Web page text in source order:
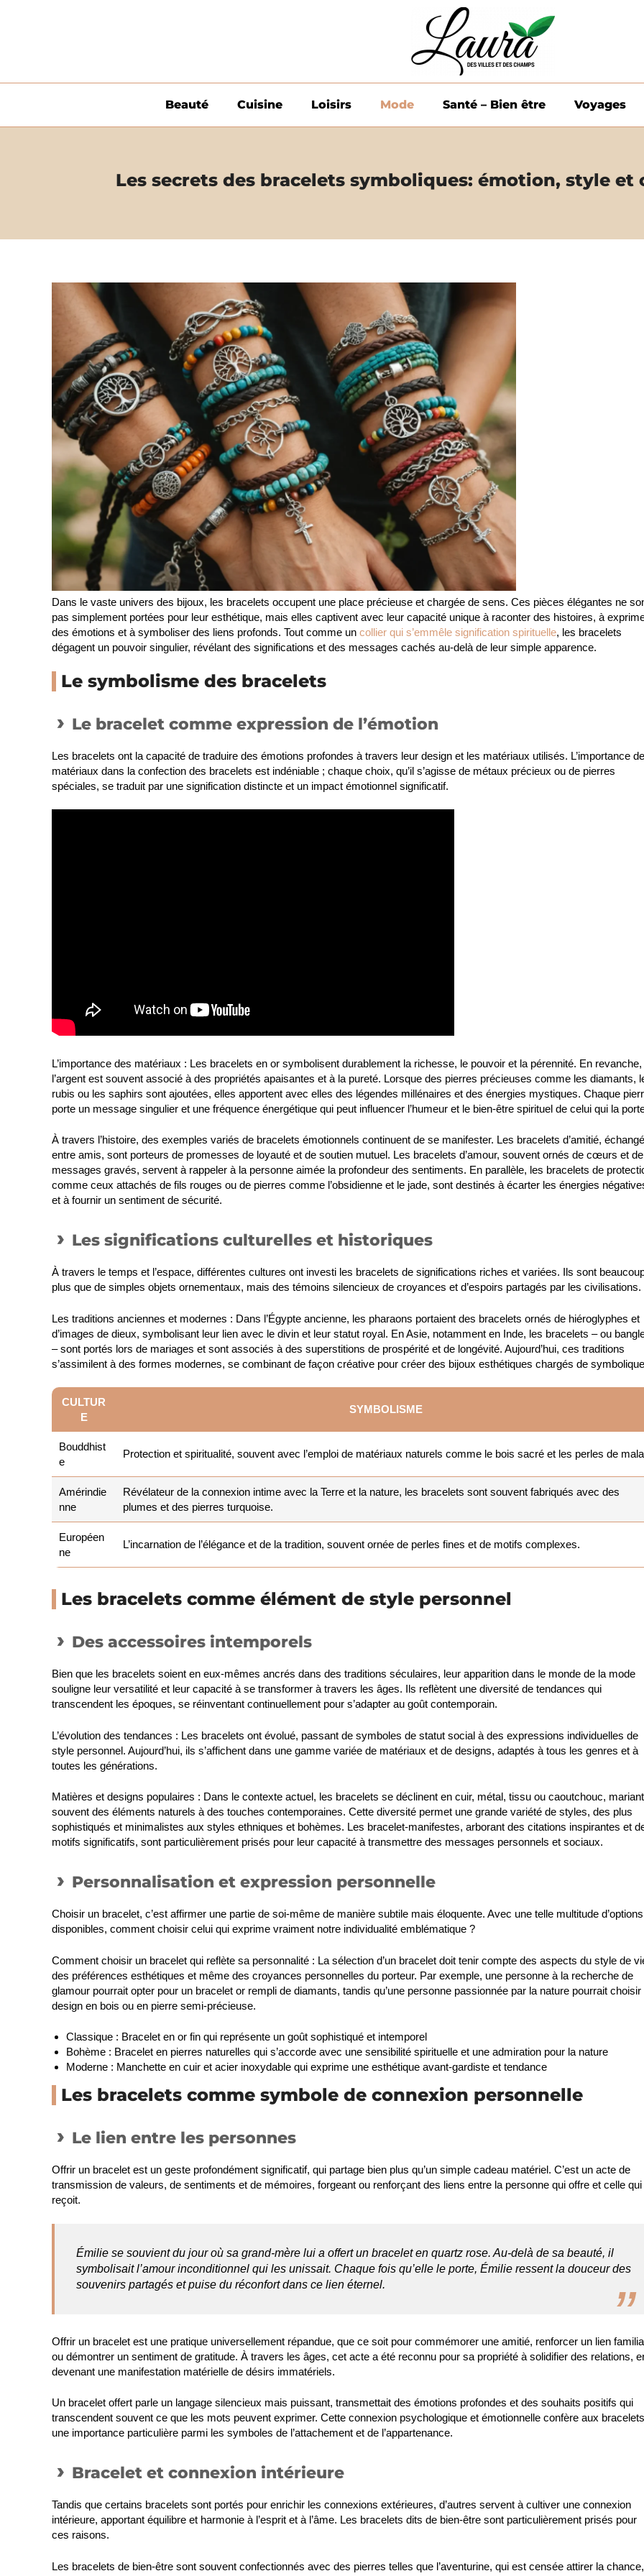
Beauté Cuisine Loisirs Mode Santé – Bien être Voyages
Les secrets des bracelets symboliques: émotion, style
Dans le vaste univers des bijoux, les bracelets occupent une place précieuse et chargée de sens. Ces pièces élégantes ne
pas simplement portées pour leur esthétique, mais elles captivent avec leur capacité unique à raconter des histoires, à
des émotions et à symboliser des liens profonds. Tout comme un collier qui s’emmêle signification spirituelle, les bracelets
dégagent un pouvoir singulier, révélant des significations et des messages cachés au-delà de leur simple apparence.
Le symbolisme des bracelets
Le bracelet comme expression de l’émotion
Les bracelets ont la capacité de traduire des émotions profondes à travers leur design et les matériaux utilisés. L’importance
matériaux dans la confection des bracelets est indéniable ; chaque choix, qu’il s’agisse de métaux précieux ou de pierres
spéciales, se traduit par une signification distincte et un impact émotionnel significatif.
L’importance des matériaux : Les bracelets en or symbolisent durablement la richesse, le pouvoir et la pérennité. En revanche,
l’argent est souvent associé à des propriétés apaisantes et à la pureté. Lorsque des pierres précieuses comme les diamants,
rubis ou les saphirs sont ajoutées, elles apportent avec elles des légendes millénaires et des énergies mystiques. Chaque
porte un message singulier et une fréquence énergétique qui peut influencer l’humeur et le bien-être spirituel de celui qui la
À travers l’histoire, des exemples variés de bracelets émotionnels continuent de se manifester. Les bracelets d’amitié,
entre amis, sont porteurs de promesses de loyauté et de soutien mutuel. Les bracelets d’amour, souvent ornés de cœurs et de
messages gravés, servent à rappeler à la personne aimée la profondeur des sentiments. En parallèle, les bracelets de
comme ceux attachés de fils rouges ou de pierres comme l’obsidienne et le jade, sont destinés à écarter les énergies
et à fournir un sentiment de sécurité.
Les significations culturelles et historiques
À travers le temps et l’espace, différentes cultures ont investi les bracelets de significations riches et variées. Ils sont
plus que de simples objets ornementaux, mais des témoins silencieux de croyances et d’espoirs partagés par les civilisations.
Les traditions anciennes et modernes : Dans l’Égypte ancienne, les pharaons portaient des bracelets ornés de hiéroglyphes et
d’images de dieux, symbolisant leur lien avec le divin et leur statut royal. En Asie, notamment en Inde, les bracelets – ou
– sont portés lors de mariages et sont associés à des superstitions de prospérité et de longévité. Aujourd’hui, ces traditions
s’assimilent à des formes modernes, se combinant de façon créative pour créer des bijoux esthétiques chargés de
CULTUR
E
SYMBOLISME
Bouddhist
e
Protection et spiritualité, souvent avec l’emploi de matériaux naturels comme le bois sacré et les perles de
Amérindie
nne
Révélateur de la connexion intime avec la Terre et la nature, les bracelets sont souvent fabriqués avec des
plumes et des pierres turquoise.
Européen
ne
L’incarnation de l’élégance et de la tradition, souvent ornée de perles fines et de motifs complexes.
Les bracelets comme élément de style personnel
Des accessoires intemporels
Bien que les bracelets soient en eux-mêmes ancrés dans des traditions séculaires, leur apparition dans le monde de la mode
souligne leur versatilité et leur capacité à se transformer à travers les âges. Ils reflètent une diversité de tendances qui
transcendent les époques, se réinventant continuellement pour s’adapter au goût contemporain.
L’évolution des tendances : Les bracelets ont évolué, passant de symboles de statut social à des expressions individuelles de
style personnel. Aujourd’hui, ils s’affichent dans une gamme variée de matériaux et de designs, adaptés à tous les genres et à
toutes les générations.
Matières et designs populaires : Dans le contexte actuel, les bracelets se déclinent en cuir, métal, tissu ou caoutchouc, mariant
souvent des éléments naturels à des touches contemporaines. Cette diversité permet une grande variété de styles, des plus
sophistiqués et minimalistes aux styles ethniques et bohèmes. Les bracelet-manifestes, arborant des citations inspirantes et
motifs significatifs, sont particulièrement prisés pour leur capacité à transmettre des messages personnels et sociaux.
Personnalisation et expression personnelle
Choisir un bracelet, c’est affirmer une partie de soi-même de manière subtile mais éloquente. Avec une telle multitude d’options
disponibles, comment choisir celui qui exprime vraiment notre individualité emblématique ?
Comment choisir un bracelet qui reflète sa personnalité : La sélection d’un bracelet doit tenir compte des aspects du style de
des préférences esthétiques et même des croyances personnelles du porteur. Par exemple, une personne à la recherche de
glamour pourrait opter pour un bracelet or rempli de diamants, tandis qu’une personne passionnée par la nature pourrait choisir
design en bois ou en pierre semi-précieuse.
Classique : Bracelet en or fin qui représente un goût sophistiqué et intemporel
Bohème : Bracelet en pierres naturelles qui s’accorde avec une sensibilité spirituelle et une admiration pour la nature
Moderne : Manchette en cuir et acier inoxydable qui exprime une esthétique avant-gardiste et tendance
Les bracelets comme symbole de connexion personnelle
Le lien entre les personnes
Offrir un bracelet est un geste profondément significatif, qui partage bien plus qu’un simple cadeau matériel. C’est un acte de
transmission de valeurs, de sentiments et de mémoires, forgeant ou renforçant des liens entre la personne qui offre et celle qui
reçoit.
Émilie se souvient du jour où sa grand-mère lui a offert un bracelet en quartz rose. Au-delà de sa beauté, il
symbolisait l’amour inconditionnel qui les unissait. Chaque fois qu’elle le porte, Émilie ressent la douceur des
souvenirs partagés et puise du réconfort dans ce lien éternel.
Offrir un bracelet est une pratique universellement répandue, que ce soit pour commémorer une amitié, renforcer un lien
ou démontrer un sentiment de gratitude. À travers les âges, cet acte a été reconnu pour sa propriété à solidifier des relations,
devenant une manifestation matérielle de désirs immatériels.
Un bracelet offert parle un langage silencieux mais puissant, transmettait des émotions profondes et des souhaits positifs qui
transcendent souvent ce que les mots peuvent exprimer. Cette connexion psychologique et émotionnelle confère aux bracelets
une importance particulière parmi les symboles de l’attachement et de l’appartenance.
Bracelet et connexion intérieure
Tandis que certains bracelets sont portés pour enrichir les connexions extérieures, d’autres servent à cultiver une connexion
intérieure, apportant équilibre et harmonie à l’esprit et à l’âme. Les bracelets dits de bien-être sont particulièrement prisés pour
ces raisons.
Les bracelets de bien-être sont souvent confectionnés avec des pierres telles que l’aventurine, qui est censée attirer la chance,